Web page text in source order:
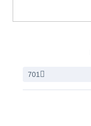
701